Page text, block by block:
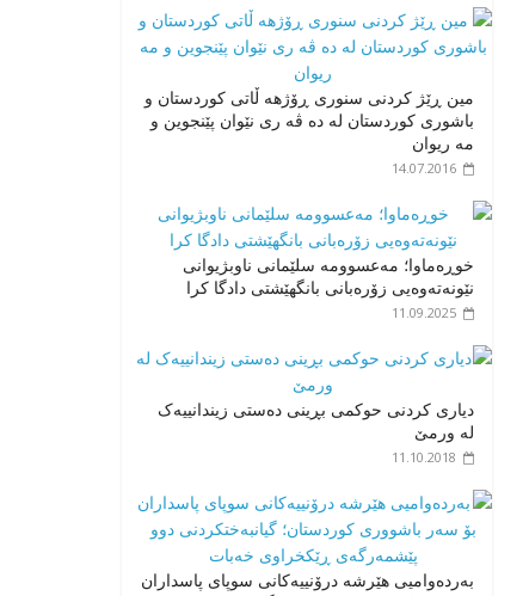
مین ڕێژ کردنی سنوری ڕۆژهه ڵاتی کوردستان و
باشوری کوردستان له ده ڤه ری نێوان پێنجوین و
مه ریوان
14.07.2016
خوڕەماوا؛ مەعسوومە سلێمانی ناوبژیوانی
نێونەتەوەیی زۆرەبانی بانگهێشتی دادگا کرا
11.09.2025
دیاری کردنی حوکمی بڕینی دەستی زیندانییەک
لە ورمێ
11.10.2018
بەردەوامیی هێرشە درۆنییەکانی سوپای پاسداران